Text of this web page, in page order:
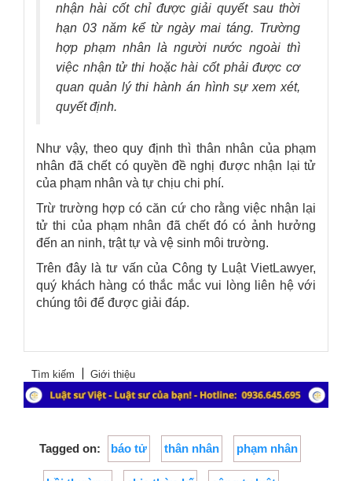
nhận hài cốt chỉ được giải quyết sau thời
hạn 03 năm kể từ ngày mai táng. Trường
hợp phạm nhân là người nước ngoài thì
việc nhận tử thi hoặc hài cốt phải được cơ
quan quản lý thi hành án hình sự xem xét,
quyết định.
Như vậy, theo quy định thì thân nhân của phạm
nhân đã chết có quyền đề nghị được nhận lại tử
của phạm nhân và tự chịu chi phí.
Trừ trường hợp có căn cứ cho rằng việc nhận lại
tử thi của phạm nhân đã chết đó có ảnh hưởng
đến an ninh, trật tự và vệ sinh môi trường.
Trên đây là tư vấn củaCông ty Luật VietLawyer,
quý khách hàng có thắc mắc vui lòng liên hệ với
chúng tôi để được giải đáp.
Tìm kiếm Giới thiệu
Tagged on: báo tử thân nhân phạm nhân